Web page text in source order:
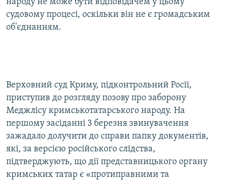
народу не може бути відповідачем у цьому
судовому процесі, оскільки він не є громадським
об'єднанням.
Верховний суд Криму, підконтрольний Росії,
приступив до розгляду позову про заборону
Меджлісу кримськотатарського народу. На
першому засіданні 3 березня звинувачення
зажадало долучити до справи папку документів,
які, за версією російського слідства,
підтверджують, що дії представницького органу
кримських татар є «протиправними та